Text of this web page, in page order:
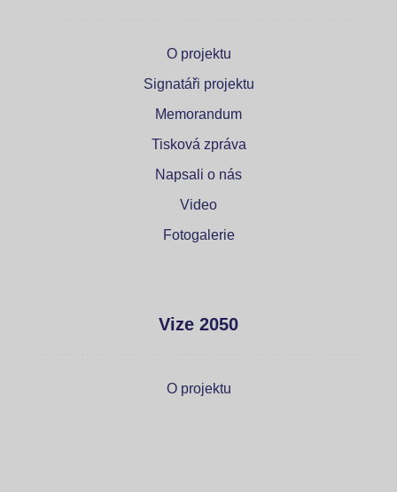
O projektu
Signatáři projektu
Memorandum
Tisková zpráva
Napsali o nás
Video
Fotogalerie
Vize 2050
O projektu